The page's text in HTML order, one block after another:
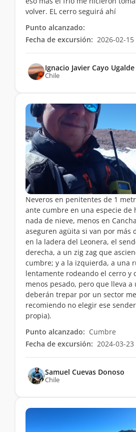
volver. EL cerro seguirá ahí
Punto alcanzado:
Fecha de excursión: 2026-02-15
Ignacio Javier Cayo Ugalde
Chile
Neveros en penitentes de 1
ante cumbre en una especie de
nada de nieve, menos en
aseguren agüita si van por más
en la ladera del Leonera, el
derecha, a un zig zag que
cumbre; y a la izquierda, a una
lentamente rodeando el cerro y
menos pesado, pero que lleva a
deberán trepar por un sector
recomiendo no elegir ese
propia).
Punto alcanzado: Cumbre
Fecha de excursión: 2024-03-23
Samuel Cuevas Donoso
Chile